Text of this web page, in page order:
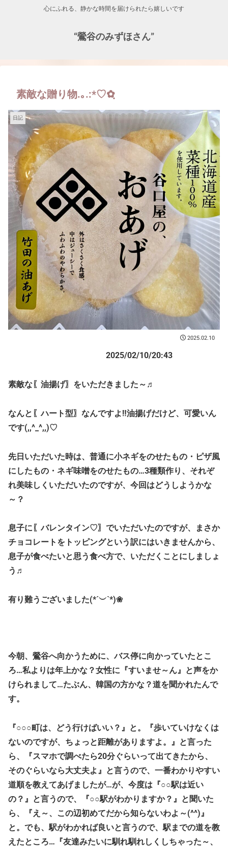
心にふれる、静かな時間を届けられたら嬉しいです
“鶯谷のみずほさん”
素敵な贈り物.｡.:*♡✿ฺ
日記
2025.02.10
2025/02/10/20:43
素敵な〖油揚げ〗をいただきました～♬
なんと〖ハート型〗なんですよ‼油揚げだけど、可愛いん
です(,,^_^,,)♡
先日いただいた時は、普通に小ネギをのせたもの・ピザ風
にしたもの・ネギ味噌をのせたもの…3種類作り、それぞ
れ美味しくいただいたのですが、今回はどうしようかな
～？
息子に〖バレンタイン♡〗でいただいたのですが、まさか
チョコレートをトッピングという訳にはいきませんから、
息子が食べたいと思う食べ方で、いただくことにしましょ
う♬
有り難うございました(*´︶`*)❀
今朝、鶯谷へ向かうために、バス停に向かっていたとこ
ろ…私よりは年上かな？女性に『すいませ～ん』と声をか
けられまして…たぶん、韓国の方かな？道を聞かれたんで
す。
『○○○町は、どう行けばいい？』と。『歩いていけなくは
ないのですが、ちょっと距離がありますよ。』と言った
ら、『スマホで調べたら20分ぐらいって出てきたから、
そのぐらいなら大丈夫よ』と言うので、一番わかりやすい
道順を教えてあげましたが…が、今度は『○○駅は近い
の？』と言うので、『○○駅がわかりますか？』と聞いた
ら、『え～、この辺初めてだから知らないわよ～(^^)』
と。でも、駅がわかれば良いと言うので、駅までの道を教
えたところ…『友達みたいに馴れ馴れしくしちゃった～、